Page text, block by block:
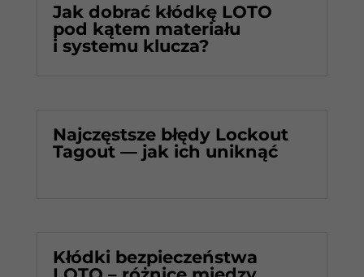
Jak dobrać kłódkę LOTO
pod kątem materiału
i systemu klucza?
Najczęstsze błędy Lockout
Tagout — jak ich uniknąć
Kłódki bezpieczeństwa